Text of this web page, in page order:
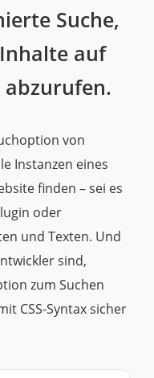
Suche,
auf
von
Instanzen eines
finden – sei es
oder
und Texten. Und
sind,
zum Suchen
CSS-Syntax sicher